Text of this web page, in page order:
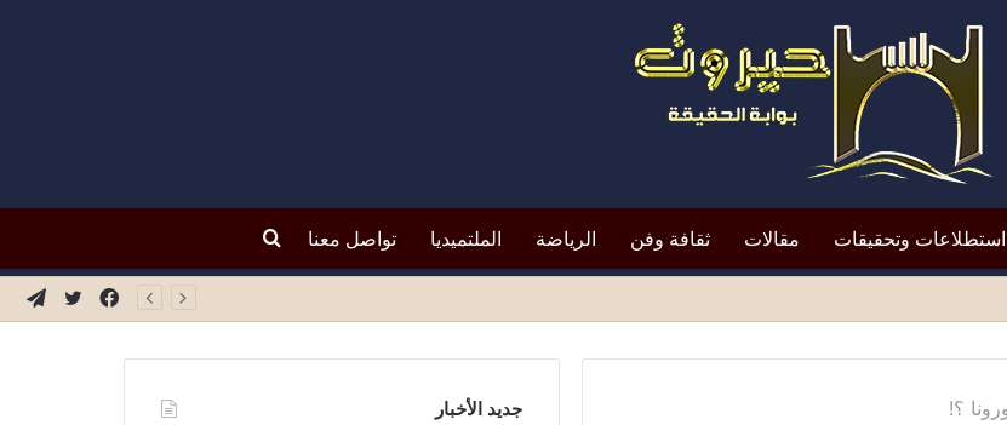
استطلاعات وتحقيقات مقالات ثقافة وفن الرياضة الملتميديا تواصل معنا بحث
تويتر
فيسبوك
؟! جديد الأخبار